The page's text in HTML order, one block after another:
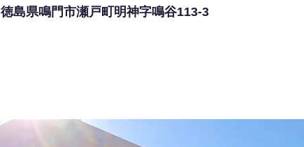
徳島県鳴門市瀬戸町明神字鳴谷113-3